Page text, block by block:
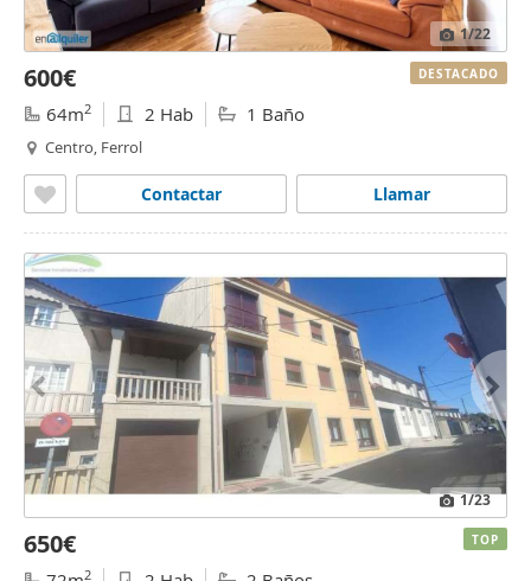
1/22
600€
64m2 2 Hab 1 Baño
Centro, Ferrol
Llamar
Contactar
DESTACADO
1/23
650€
2
TOP